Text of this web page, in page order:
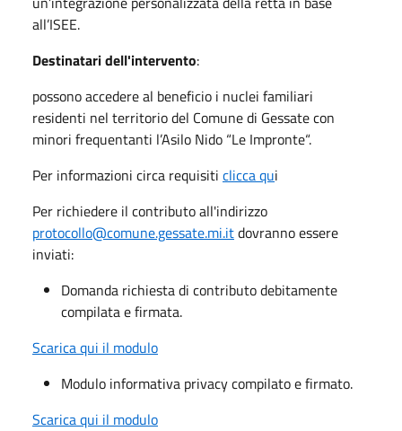
all’ISEE.
Destinatari dell'intervento:
possono accedere al beneficio i nuclei familiari
residenti nel territorio del Comune di Gessate con
minori frequentanti l’Asilo Nido “Le Impronte“.
Per informazioni circa requisiti clicca qui
Per richiedere il contributo all'indirizzo
protocollo@comune.gessate.mi.itdovranno essere
inviati:
Domanda richiesta di contributo debitamente
compilata e firmata.
Scarica qui il modulo
Modulo informativa privacy compilato e firmato.
Scarica qui il modulo